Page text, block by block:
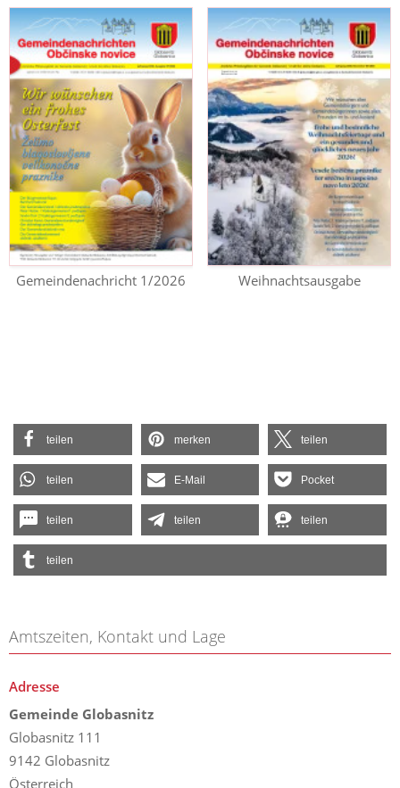
Gemeindenachricht 1/2026 Weihnachtsausgabe
teilen merken teilen
teilen E-Mail Pocket
teilen teilen teilen
teilen
Amtszeiten, Kontakt und Lage
Adresse
Gemeinde Globasnitz
Globasnitz 111
9142 Globasnitz
Österreich